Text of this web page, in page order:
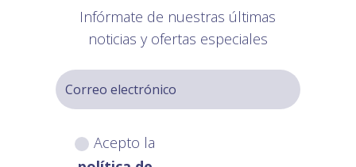
Infórmate de nuestras últimas
noticias y ofertas especiales
Acepto la